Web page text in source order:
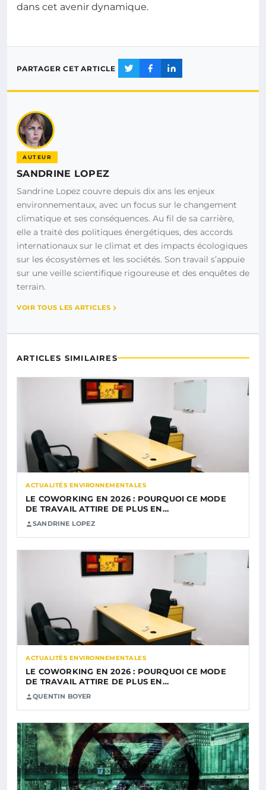
dans cet avenir dynamique.
PARTAGER CET ARTICLE
AUTEUR
SANDRINE LOPEZ
Sandrine Lopez couvre depuis dix ans les enjeux
environnementaux, avec un focus sur le changement
climatique et ses conséquences. Au fil de sa carrière,
elle a traité des politiques énergétiques, des accords
internationaux sur le climat et des impacts écologiques
sur les écosystèmes et les sociétés. Son travail s’appuie
sur une veille scientifique rigoureuse et des enquêtes de
terrain.
VOIR TOUS LES ARTICLES
ARTICLES SIMILAIRES
ACTUALITÉS ENVIRONNEMENTALES
LE COWORKING EN 2026 : POURQUOI CE MODE
DE TRAVAIL ATTIRE DE PLUS EN…
SANDRINE LOPEZ
ACTUALITÉS ENVIRONNEMENTALES
LE COWORKING EN 2026 : POURQUOI CE MODE
DE TRAVAIL ATTIRE DE PLUS EN…
QUENTIN BOYER